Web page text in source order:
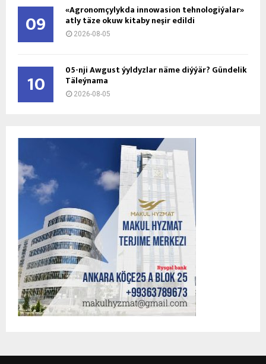
09 «Agronomçylykda innowasion tehnologiýalar»
atly täze okuw kitaby neşir edildi
2026-08-05
10 05-nji Awgust ýyldyzlar näme diýýär? Gündelik
Täleýnama
2026-08-05